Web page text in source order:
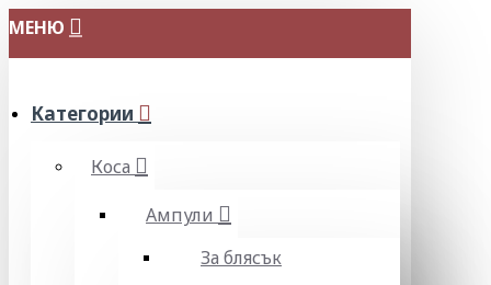
МЕНЮ
Категории
Коса
Ампули
За блясък